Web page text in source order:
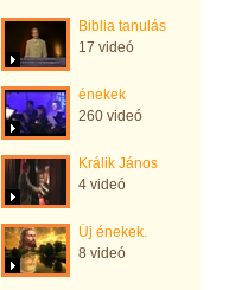
Biblia tanulás
17 videó
énekek
260 videó
Králik János
4 videó
Új énekek.
8 videó